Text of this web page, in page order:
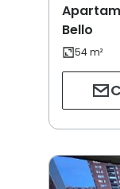
Bello